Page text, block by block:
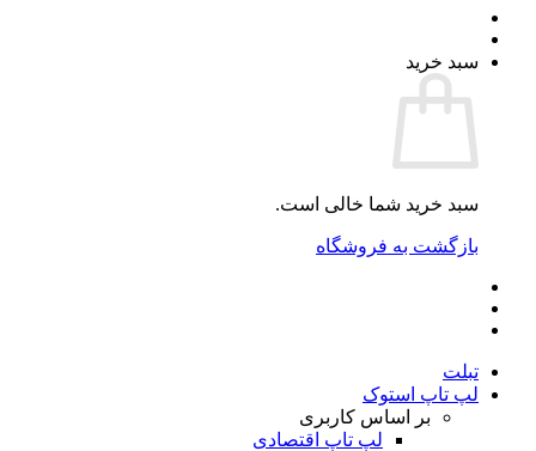
سبد خرید
سبد خرید شما خالی است.
بازگشت به فروشگاه
تبلت
لپ تاپ استوک
بر اساس کاربری
لپ تاپ اقتصادی